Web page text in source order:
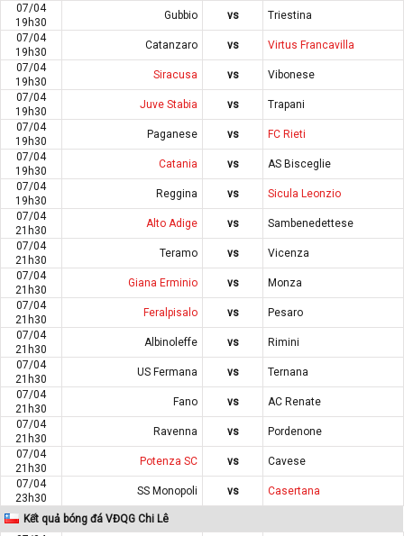
07/04
19h30
Gubbio vs
Triestina
07/04
19h30
Catanzaro vs
Virtus Francavilla
07/04
19h30
Siracusa vs
Vibonese
07/04
19h30
Juve Stabia vs
Trapani
07/04
19h30
Paganese vs
FC Rieti
07/04
19h30
Catania vs
AS Bisceglie
07/04
19h30
Reggina vs
Sicula Leonzio
07/04
21h30
Alto Adige vs
Sambenedettese
07/04
21h30
Teramo vs
Vicenza
07/04
21h30
Giana Erminio vs
Monza
07/04
21h30
Feralpisalo vs
Pesaro
07/04
21h30
Albinoleffe vs
Rimini
07/04
21h30
US Fermana vs
Ternana
07/04
21h30
Fano vs
AC Renate
07/04
21h30
Ravenna vs
Pordenone
07/04
21h30
Potenza SC vs
Cavese
07/04
23h30
SS Monopoli vs Casertana
Kết quả bóng đá VĐQG Chi Lê